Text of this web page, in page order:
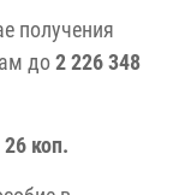
получения
до2 226 348
коп.